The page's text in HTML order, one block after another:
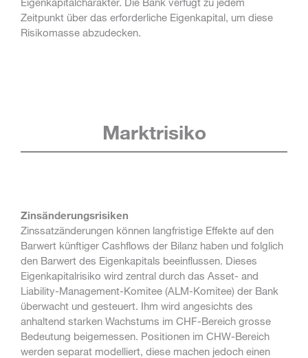
Zeitpunkt über das erforderliche Eigenkapital, um diese
Risikomasse abzudecken.
Marktrisiko
Zinsänderungsrisiken
Zinssatzänderungen können langfristige Effekte auf den
Barwert künftiger Cashflows der Bilanz haben und folglich
den Barwert des Eigenkapitals beeinflussen. Dieses
Eigenkapitalrisiko wird zentral durch das Asset- and
Liability-Management-Komitee (ALM-Komitee) der Bank
überwacht und gesteuert. Ihm wird angesichts des
anhaltend starken Wachstums im CHF-Bereich grosse
Bedeutung beigemessen. Positionen im CHW-Bereich
werden separat modelliert, diese machen jedoch einen